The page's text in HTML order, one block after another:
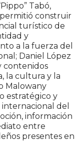
Tabó,
construir
turístico de
y
a la fuerza del
Daniel López
contenidos
la cultura y la
Malowany
estratégico y
del
información
entre
presentes en